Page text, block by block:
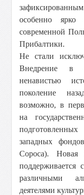
особенно
современной
Прибалтики.
Не стали
Внедрение в
ненавистью
поколение
возможно, в
на
западных
Сороса). Новая
поддерживается
различными
деятелями